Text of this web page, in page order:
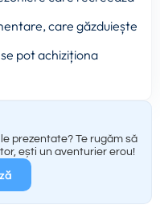
care găzduiește
pot achiziționa
prezentate? Te rugăm să
ești un aventurier erou!